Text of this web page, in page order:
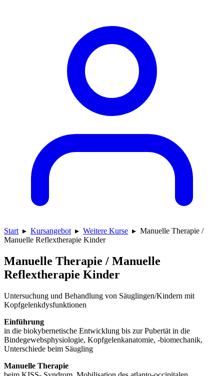
Start ▸ Kursangebot ▸ Weitere Kurse ▸ Manuelle Therapie /
Manuelle Reflextherapie Kinder
Manuelle Therapie / Manuelle
Reflextherapie Kinder
Untersuchung und Behandlung von Säuglingen/Kindern mit
Kopfgelenkdysfunktionen
Einführung
in die biokybernetische Entwicklung bis zur Pubertät in die
Bindegewebsphysiologie, Kopfgelenkanatomie, -biomechanik,
Unterschiede beim Säugling
Manuelle Therapie